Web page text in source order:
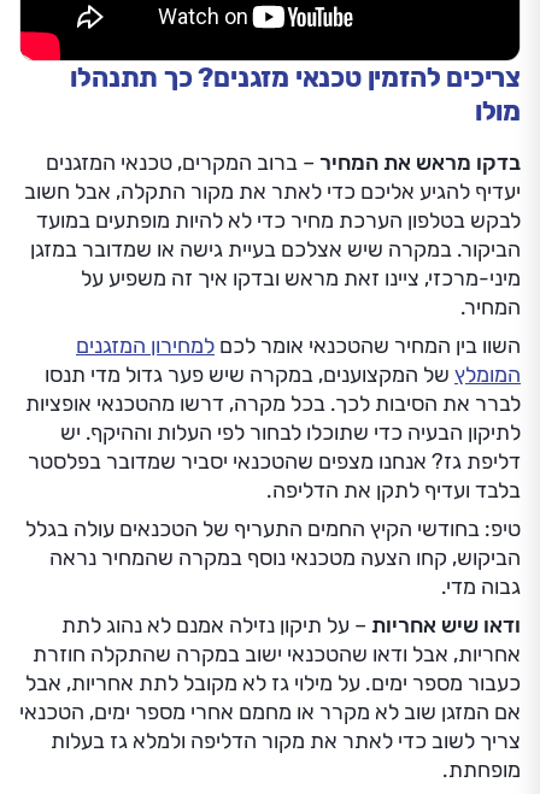
צריכים להזמין טכנאי מזגנים? כך תתנהלו
מולו
בדקו מראש את המחיר – ברוב המקרים, טכנאי המזגנים
יעדיף להגיע אליכם כדי לאתר את מקור התקלה, אבל חשוב
לבקש בטלפון הערכת מחיר כדי לא להיות מופתעים במועד
הביקור. במקרה שיש אצלכם בעיית גישה או שמדובר במזגן
מיני-מרכזי, ציינו זאת מראש ובדקו איך זה משפיע על
המחיר.
השוו בין המחיר שהטכנאי אומר לכם למחירון המזגנים
המומלץ של המקצוענים, במקרה שיש פער גדול מדי תנסו
לברר את הסיבות לכך. בכל מקרה, דרשו מהטכנאי אופציות
לתיקון הבעיה כדי שתוכלו לבחור לפי העלות וההיקף. יש
דליפת גז? אנחנו מצפים שהטכנאי יסביר שמדובר בפלסטר
בלבד ועדיף לתקן את הדליפה.
טיפ: בחודשי הקיץ החמים התעריף של הטכנאים עולה בגלל
הביקוש, קחו הצעה מטכנאי נוסף במקרה שהמחיר נראה
גבוה מדי.
ודאו שיש אחריות – על תיקון נזילה אמנם לא נהוג לתת
אחריות, אבל ודאו שהטכנאי ישוב במקרה שהתקלה חוזרת
כעבור מספר ימים. על מילוי גז לא מקובל לתת אחריות, אבל
אם המזגן שוב לא מקרר או מחמם אחרי מספר ימים, הטכנאי
צריך לשוב כדי לאתר את מקור הדליפה ולמלא גז בעלות
מופחתת.